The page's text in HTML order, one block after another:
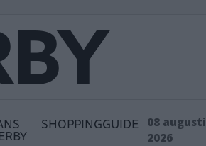
SHOPPINGGUIDE
08 augusti
2026